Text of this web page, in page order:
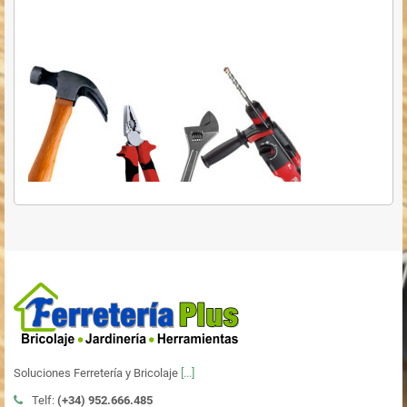
Soluciones Ferretería y Bricolaje [...]
Telf: (+34) 952.666.485